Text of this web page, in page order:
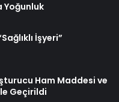
Yoğunluk
İşyeri”
Ham Maddesi ve
Geçirildi